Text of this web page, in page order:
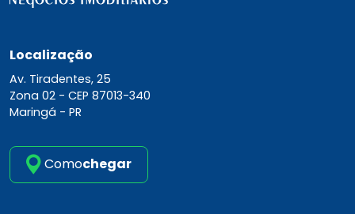
Localização
Av. Tiradentes, 25
Zona 02 - CEP 87013-340
Maringá - PR
Comochegar